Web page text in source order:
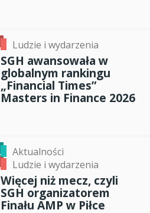
Ludzie i wydarzenia
SGH awansowała w
globalnym rankingu
„Financial Times”
Masters in Finance 2026
Aktualności
Ludzie i wydarzenia
Więcej niż mecz, czyli
SGH organizatorem
Finału AMP w Piłce